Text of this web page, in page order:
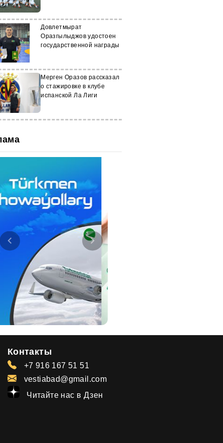
Довлетмырат
Оразгылыджов удостоен
государственной награды
Мерген Оразов рассказал
о стажировке в клубе
испанской Ла Лиги
Контакты
+7 916 167 51 51
vestiabad@gmail.com
Читайте нас в Дзен